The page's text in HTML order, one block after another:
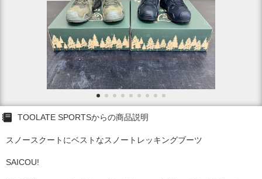
TOOLATE SPORTSからの商品説明
スノースクートにベストなスノートレッキングブーツ
SAICOU!